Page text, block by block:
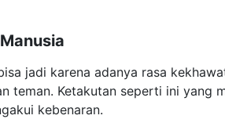
jadi karena adanya rasa
teman. Ketakutan seperti ini yang
kebenaran.